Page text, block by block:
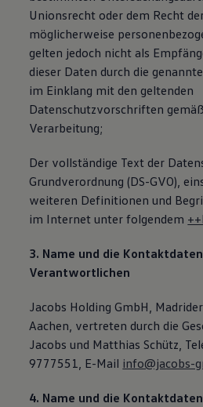
Unionsrecht oder dem Recht
möglicherweise
gelten jedoch nicht als
dieser Daten durch die
im Einklang mit den geltenden
Datenschutzvorschriften
Verarbeitung;
Der vollständige Text der
Grundverordnung (DS-GVO),
weiteren Definitionen und
im Internet unter folgendem
3. Name und die
Verantwortlichen
Jacobs Holding GmbH,
Aachen, vertreten durch die
Jacobs und Matthias Schütz,
9777551, E-Mail info@jacobs-
4. Name und die